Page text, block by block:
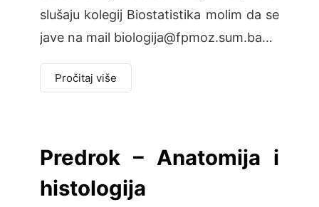
slušaju kolegij Biostatistika molim da se
jave na mail biologija@fpmoz.sum.ba…
Pročitaj više
Predrok – Anatomija i
histologija